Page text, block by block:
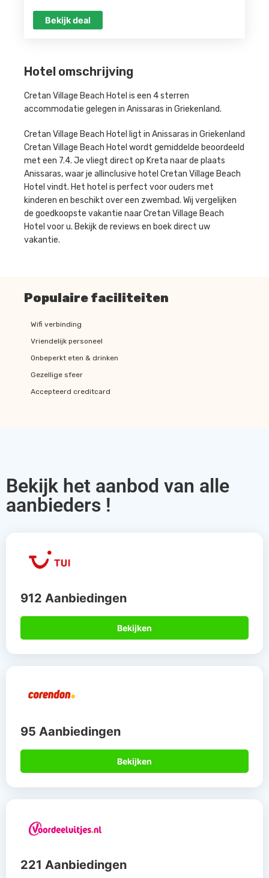
Hotel omschrijving
Cretan Village Beach Hotel is een 4 sterren
accommodatie gelegen in Anissaras in Griekenland.
Cretan Village Beach Hotel ligt in Anissaras in Griekenland
Cretan Village Beach Hotel wordt gemiddelde beoordeeld
met een 7.4. Je vliegt direct op Kreta naar de plaats
Anissaras, waar je allinclusive hotel Cretan Village Beach
Hotel vindt. Het hotel is perfect voor ouders met
kinderen en beschikt over een zwembad. Wij vergelijken
de goedkoopste vakantie naar Cretan Village Beach
Hotel voor u. Bekijk de reviews en boek direct uw
vakantie.
Bekijk deal
Populaire faciliteiten
Wifi verbinding
Vriendelijk personeel
Onbeperkt eten & drinken
Gezellige sfeer
Accepteerd creditcard
Bekijk het aanbod van alle
aanbieders !
912 Aanbiedingen
Bekijken
95 Aanbiedingen
Bekijken
221 Aanbiedingen